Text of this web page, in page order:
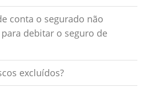
conta o segurado não
debitar o seguro de
excluídos?